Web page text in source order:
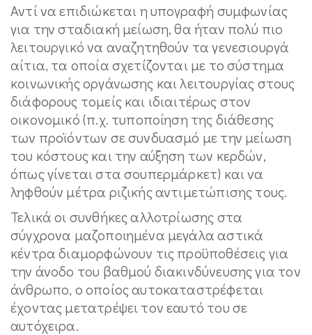
Αντί να επιδιώκεται η υπογραφή συμφωνίας
για την σταδιακή μείωση, θα ήταν πολύ πιο
λειτουργικό να αναζητηθούν τα γενεσιουργά
αίτια, τα οποία σχετίζονται με το σύστημα
κοινωνικής οργάνωσης και λειτουργίας στους
διάφορους τομείς και ιδιαιτέρως στον
οικονομικό (π.χ. τυποποίηση της διάθεσης
των προϊόντων σε συνδυασμό με την μείωση
του κόστους και την αύξηση των κερδών,
όπως γίνεται στα σουπερμάρκετ) και να
ληφθούν μέτρα ριζικής αντιμετώπισης τους.
Τελικά οι συνθήκες αλλοτρίωσης στα
σύγχρονα μαζοποιημένα μεγάλα αστικά
κέντρα διαμορφώνουν τις προϋποθέσεις για
την άνοδο του βαθμού διακινδύνευσης για τον
άνθρωπο, ο οποίος αυτοκαταστρέφεται
έχοντας μετατρέψει τον εαυτό του σε
αυτόχειρα.